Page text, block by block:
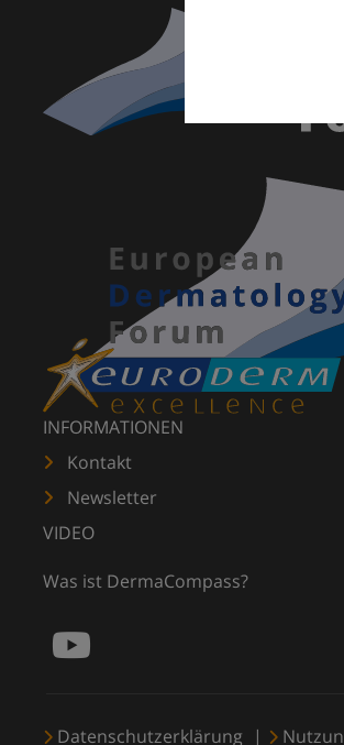
INFORMATIONEN
Kontakt
Newsletter
VIDEO
Was ist DermaCompass?
Datenschutzerklärung